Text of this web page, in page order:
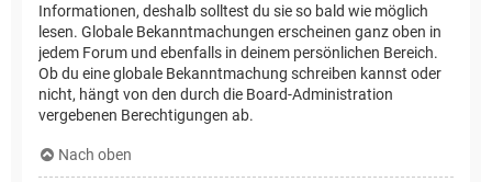
Informationen, deshalb solltest du sie so bald wie möglich
lesen. Globale Bekanntmachungen erscheinen ganz oben in
jedem Forum und ebenfalls in deinem persönlichen Bereich.
Ob du eine globale Bekanntmachung schreiben kannst oder
nicht, hängt von den durch die Board-Administration
vergebenen Berechtigungen ab.
Nach oben